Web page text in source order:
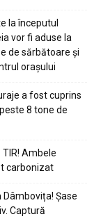
la începutul
vor fi aduse la
de sărbătoare și
orașului
a fost cuprins
8 tone de
Ambele
carbonizat
Șase
Captură